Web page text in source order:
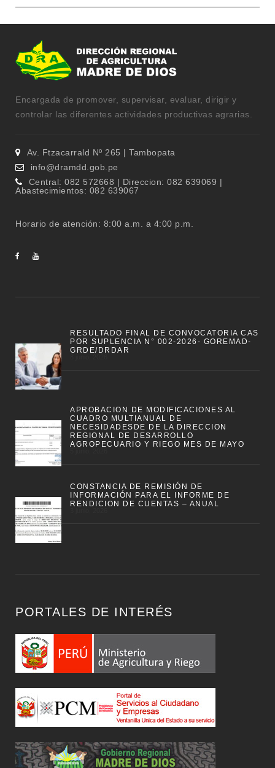
Encargada de promover, supervisar, evaluar, dirigir y
controlar las diferentes actividades productivas agrarias.
Av. Ftzacarrald Nº 265 | Tambopata
info@dramdd.gob.pe
Central: 082 572668 | Direccion: 082 639069 |
Abastecimientos: 082 639067
Horario de atención: 8:00 a.m. a 4:00 p.m.
RESULTADO FINAL DE CONVOCATORIA CAS
POR SUPLENCIA N° 002-2026- GOREMAD-
GRDE/DRDAR
APROBACION DE MODIFICACIONES AL
CUADRO MULTIANUAL DE
NECESIDADESDE DE LA DIRECCION
REGIONAL DE DESARROLLO
AGROPECUARIO Y RIEGO MES DE MAYO
CONSTANCIA DE REMISIÓN DE
INFORMACIÓN PARA EL INFORME DE
RENDICION DE CUENTAS – ANUAL
PORTALES DE INTERÉS